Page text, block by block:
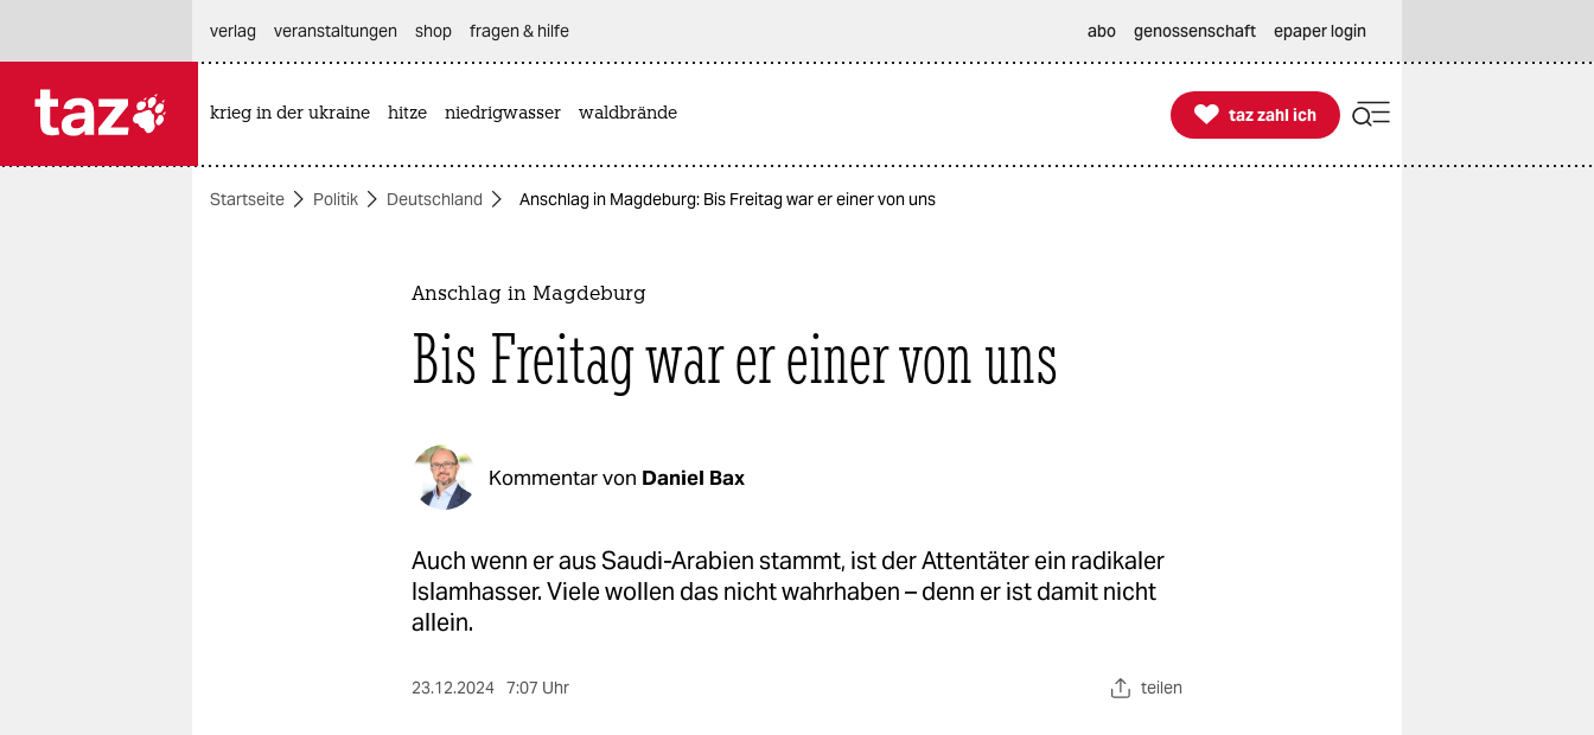
themen
verlag
veranstaltungen shop fragen & hilfe abo genossenschaft epaper login
krieg in der ukraine hitze niedrigwasser waldbrände 
taz zahl ich
taz zahl ich
Startseite Politik Deutschland Anschlag in Magdeburg: Bis Freitag war er einer von uns
Anschlag in Magdeburg
Bis Freitag war er einer von uns
Kommentar von Daniel Bax
Auch wenn er aus Saudi-Arabien stammt, ist der Attentäter ein radikaler
Islamhasser. Viele wollen das nicht wahrhaben – denn er ist damit nicht
allein.
23.12.2024 7:07 Uhr teilen